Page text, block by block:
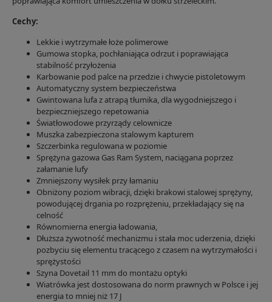
Cechy:
Lekkie i wytrzymałe łoże polimerowe
Gumowa stopka, pochłaniająca odrzut i poprawiająca
stabilność przyłożenia
Karbowanie pod palce na przedzie i chwycie pistoletowym
Automatyczny system bezpieczeństwa
Gwintowana lufa z atrapą tłumika, dla wygodniejszego i
bezpieczniejszego repetowania
Światłowodowe przyrządy celownicze
Muszka zabezpieczona stalowym kapturem
Szczerbinka regulowana w poziomie
Sprężyna gazowa Gas Ram System, naciągana poprzez
załamanie lufy
Zmniejszony wysiłek przy łamaniu
Obniżony poziom wibracji, dzięki brakowi stalowej sprężyny,
powodującej drgania po rozprężeniu, przekładający się na
celność
Równomierna energia ładowania,
Dłuższa żywotność mechanizmu i stała moc uderzenia, dzięki
pozbyciu się elementu tracącego z czasem na wytrzymałości i
sprężystości
Szyna Dovetail 11 mm do montażu optyki
Wiatrówka jest dostosowana do norm prawnych w Polsce i jej
energia to mniej niż 17 J